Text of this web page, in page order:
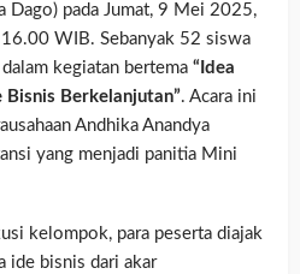
Dago) pada Jumat, 9 Mei 2025,
WIB. Sebanyak 52 siswa
kegiatan bertema “Idea
Berkelanjutan”. Acara ini
Andhika Anandya
yang menjadi panitia Mini
kelompok, para peserta diajak
ide bisnis dari akar